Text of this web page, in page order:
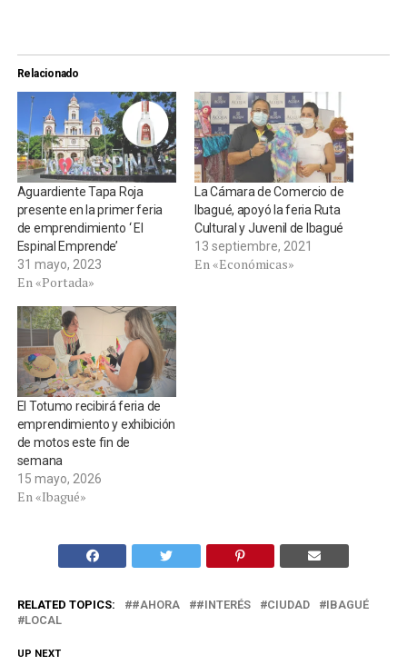
Relacionado
Aguardiente Tapa Roja
presente en la primer feria
de emprendimiento ‘ El
Espinal Emprende’
31 mayo, 2023
En «Portada»
La Cámara de Comercio de
Ibagué, apoyó la feria Ruta
Cultural y Juvenil de Ibagué
13 septiembre, 2021
En «Económicas»
El Totumo recibirá feria de
emprendimiento y exhibición
de motos este fin de
semana
15 mayo, 2026
En «Ibagué»
RELATED TOPICS: #AHORA #INTERÉS CIUDAD
IBAGUÉ
LOCAL
UP NEXT